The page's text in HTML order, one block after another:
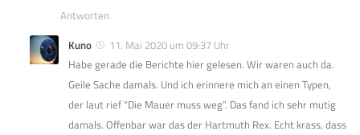
Antworten
Kuno
11. Mai 2020 um 09:37 Uhr
Habe gerade die Berichte hier gelesen. Wir waren auch da.
Geile Sache damals. Und ich erinnere mich an einen Typen,
der laut rief “Die Mauer muss weg”. Das fand ich sehr mutig
damals. Offenbar war das der Hartmuth Rex. Echt krass, dass